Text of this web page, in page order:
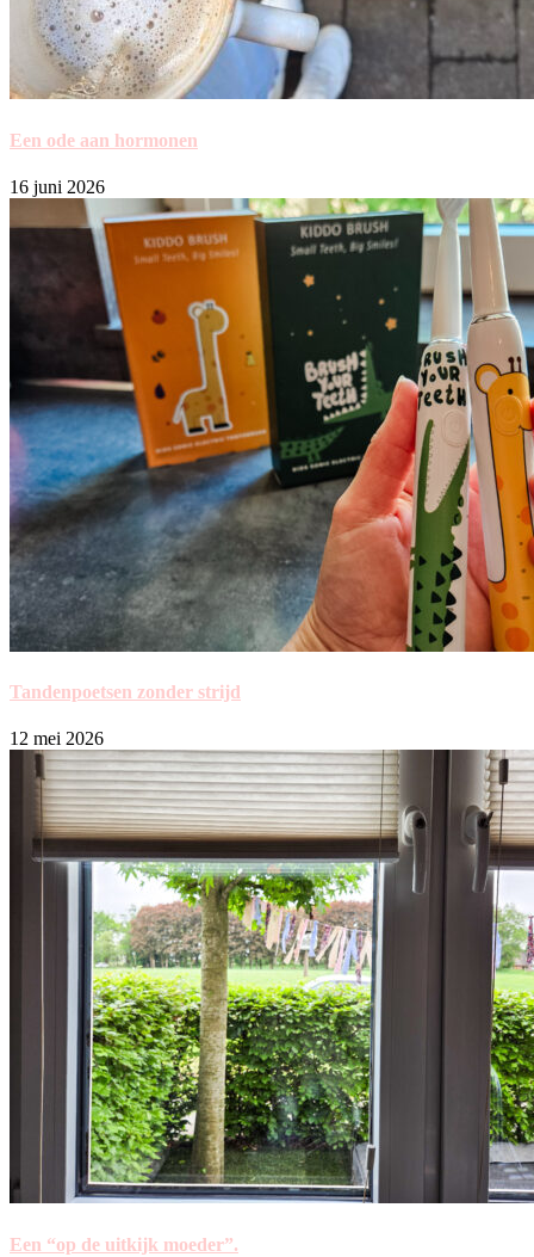
Een ode aan hormonen
16 juni 2026
Tandenpoetsen zonder strijd
12 mei 2026
Een “op de uitkijk moeder”.